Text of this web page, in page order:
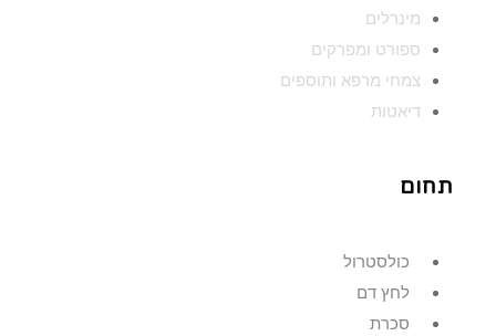
מינרלים
ספורט ומפרקים
צמחי מרפא ותוספים
דיאטות
תחום
כולסטרול
לחץ דם
סכרת